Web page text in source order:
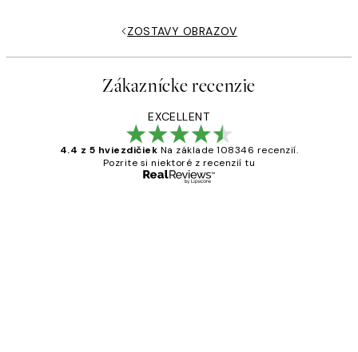
ZOSTAVY OBRAZOV
Zákaznícke recenzie
EXCELLENT
4.4 z 5 hviezdičiek Na základe 108346 recenzií.
Pozrite si niektoré z recenzií tu